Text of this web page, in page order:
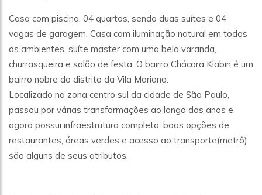
Casa com piscina, 04 quartos, sendo duas suítes e 04
vagas de garagem. Casa com iluminação natural em todos
os ambientes, suíte master com uma bela varanda,
churrasqueira e salão de festa. O bairro Chácara Klabin é um
bairro nobre do distrito da Vila Mariana.
Localizado na zona centro sul da cidade de São Paulo,
passou por várias transformações ao longo dos anos e
agora possui infraestrutura completa: boas opções de
restaurantes, áreas verdes e acesso ao transporte(metrô)
são alguns de seus atributos.